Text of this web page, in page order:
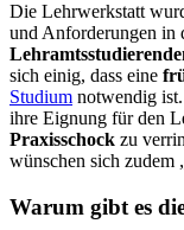
Die Lehrwerkstatt
und Anforderungen in
sich einig, dass eine
Studium notwendig
ihre Eignung für den
Praxisschock zu
wünschen sich zudem
Warum gibt es